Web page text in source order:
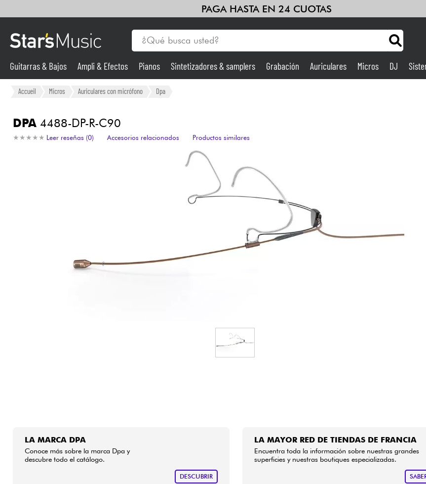
PAGA HASTA EN 24 CUOTAS
Guitarras & Bajos
Sintetizadores & samplers
Batería y percusión
Niños
Bundle
Guitarras & Bajos Ampli & Efectos Pianos Sintetizadores & samplers Grabación Auriculares Micros DJ
Accueil Micros Auriculares con micrófono Dpa
DPA4488-DP-R-C90
★ ★ ★ ★ ★
★ ★ ★ ★ ★ Leer reseñas (0) Accesorios relacionados Productos similares
LA MARCA DPA
Conoce más sobre la marca Dpa y
descubre todo el catálogo.
DESCUBRIR
LA MAYOR RED DE TIENDAS DE FRANCIA
Encuentra toda la información sobre nuestras grandes
superficies y nuestras boutiques especializadas.